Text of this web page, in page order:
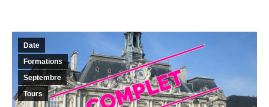
Date
Formations
Septembre
Tours